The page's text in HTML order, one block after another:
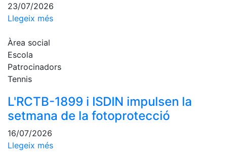
Inspirational
Talks
Calendari
d'Activitats
Socials
Jocs de taula
Club
Center
23/07/2026
Llegeix més
Àrea social
Escola
Patrocinadors
Tennis
L'RCTB-1899 i ISDIN impulsen la
setmana de la fotoprotecció
16/07/2026
Llegeix més